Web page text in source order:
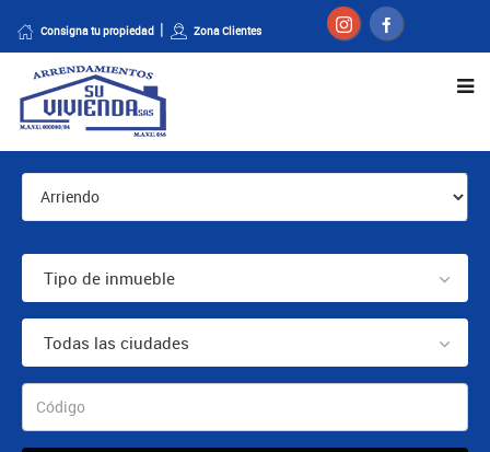
Consigna tu propiedad Zona Clientes
Tipo de inmueble
Todas las ciudades